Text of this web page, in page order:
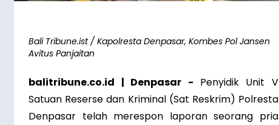
Bali Tribune.ist / Kapolresta Denpasar, Kombes Pol Jansen
Avitus Panjaitan
balitribune.co.id | Denpasar - Penyidik Unit V
Satuan Reserse dan Kriminal (Sat Reskrim) Polresta
Denpasar telah merespon laporan seorang pria